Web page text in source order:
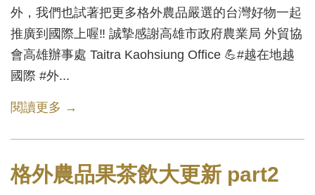
外，我們也試著把更多格外農品嚴選的台灣好物一起
推廣到國際上喔‼️ 誠摯感謝高雄市政府農業局 外貿協
會高雄辦事處 Taitra Kaohsiung Office 💪#越在地越
國際 #外...
閱讀更多 →
格外農品果茶飲大更新 part2